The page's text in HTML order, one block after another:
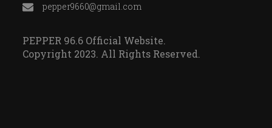
pepper9660@gmail.com
PEPPER 96.6 Official Website.
Copyright 2023. All Rights Reserved.